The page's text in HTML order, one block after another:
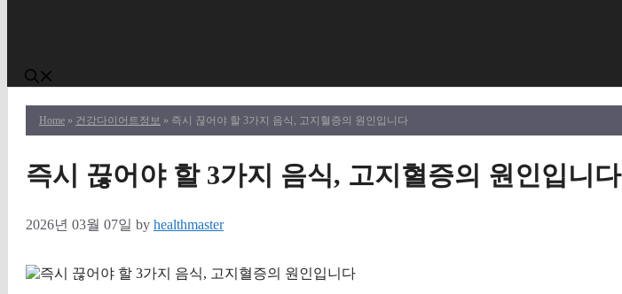
Home » 건강다이어트정보 » 즉시 끊어야 할 3가지 음식, 고지혈증의 원인입니다
즉시 끊어야 할 3가지 음식, 고지혈증의 원인입니다
2026년 03월 07일 by healthmaster